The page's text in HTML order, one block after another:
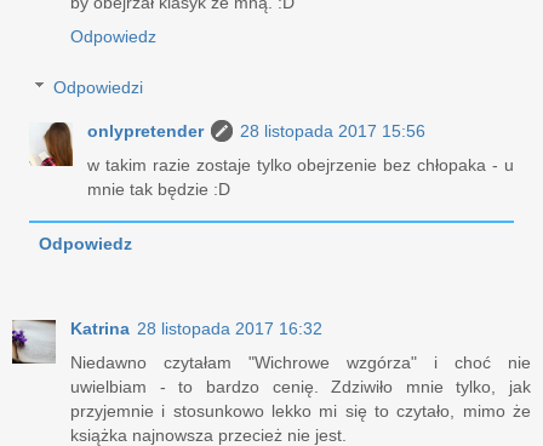
Odpowiedz
Odpowiedzi
onlypretender
28 listopada 2017 15:56
w takim razie zostaje tylko obejrzenie bez chłopaka - u
mnie tak będzie :D
Odpowiedz
Katrina 28 listopada 2017 16:32
Niedawno czytałam "Wichrowe wzgórza" i choć nie
uwielbiam - to bardzo cenię. Zdziwiło mnie tylko, jak
przyjemnie i stosunkowo lekko mi się to czytało, mimo że
książka najnowsza przecież nie jest.